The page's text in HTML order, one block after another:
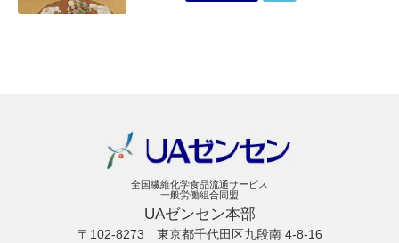
全国繊維化学食品流通サービス
一般労働組合同盟
UAゼンセン本部
〒102-8273 東京都千代田区九段南 4-8-16